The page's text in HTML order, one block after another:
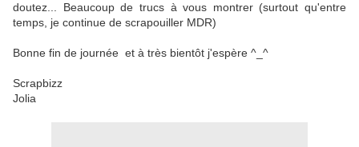
doutez... Beaucoup de trucs à vous montrer (surtout qu'entre
temps, je continue de scrapouiller MDR)
Bonne fin de journée et à très bientôt j'espère ^_^
Scrapbizz
Jolia